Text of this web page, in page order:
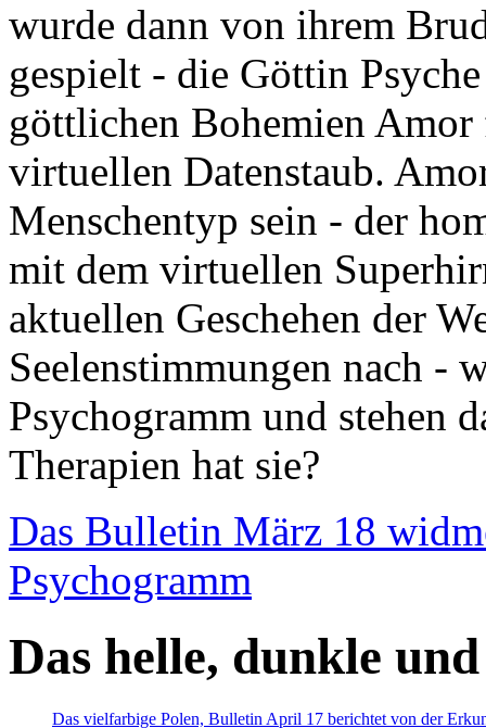
wurde dann von ihrem
gespielt - die Göttin
göttlichen Bohemien
virtuellen Datenstaub.
Menschentyp sein - der
mit dem virtuellen
aktuellen Geschehen der
Seelenstimmungen nach -
Psychogramm und stehen
Therapien hat sie?
Das Bulletin März 18
Psychogramm
Das helle, dunkle
Das vielfarbige Polen, Bulletin April 17 berichtet von der